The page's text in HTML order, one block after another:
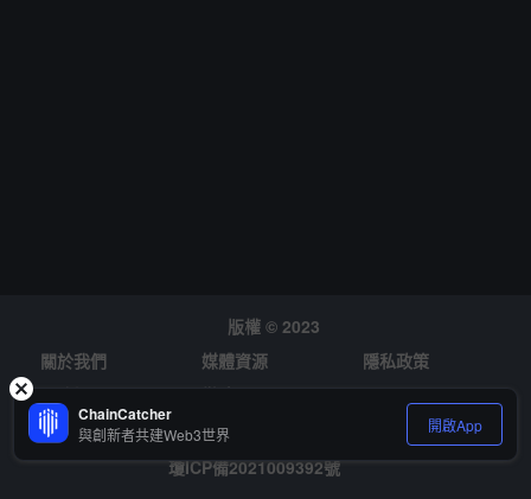
版權 © 2023
關於我們
媒體資源
隱私政策
風險提示
徵才
瓊ICP備2021009392號
ChainCatcher
與創新者共建Web3世界 開啟App